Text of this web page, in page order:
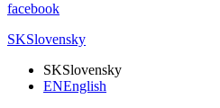
facebook
SKSlovensky
SKSlovensky
ENEnglish